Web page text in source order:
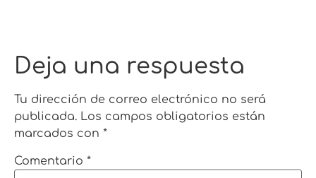
Deja una respuesta
Tu dirección de correo electrónico no será
publicada. Los campos obligatorios están
marcados con *
Comentario *